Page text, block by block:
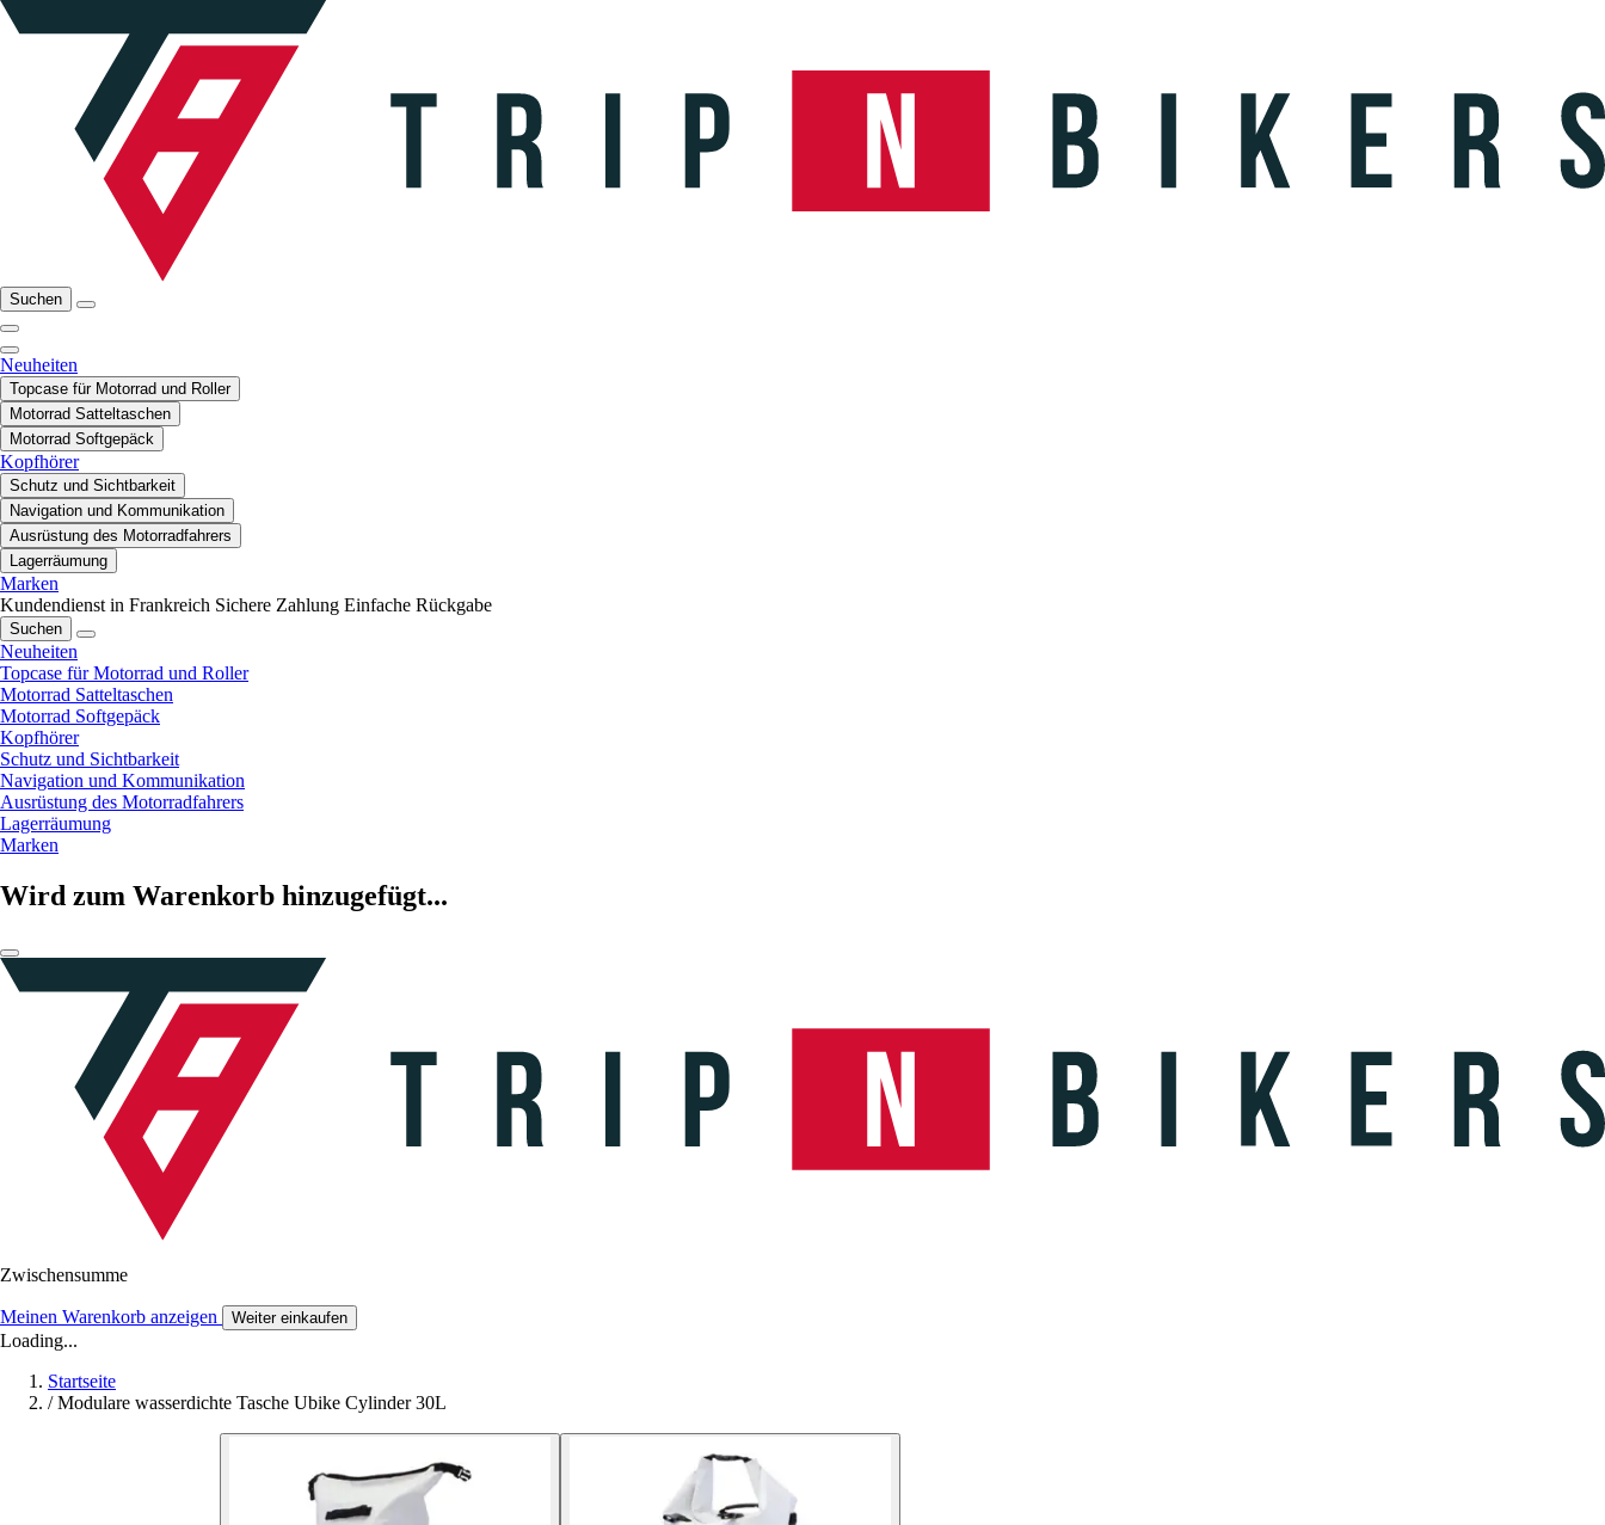
Suchen
Neuheiten
Topcase für Motorrad und Roller
Motorrad Satteltaschen
Motorrad Softgepäck
Kopfhörer
Schutz und Sichtbarkeit
Navigation und Kommunikation
Ausrüstung des Motorradfahrers
Lagerräumung
Marken
Kundendienst in Frankreich Sichere Zahlung Einfache Rückgabe
Suchen
Neuheiten
Topcase für Motorrad und Roller
Motorrad Satteltaschen
Motorrad Softgepäck
Kopfhörer
Schutz und Sichtbarkeit
Navigation und Kommunikation
Ausrüstung des Motorradfahrers
Lagerräumung
Marken
Wird zum Warenkorb hinzugefügt...
Zwischensumme
Meinen Warenkorb anzeigen Weiter einkaufen
Loading...
Startseite
/ Modulare wasserdichte Tasche Ubike Cylinder 30L